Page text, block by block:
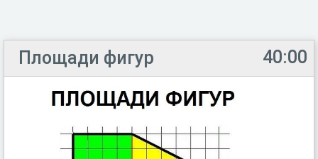
40:00
Площади фигур